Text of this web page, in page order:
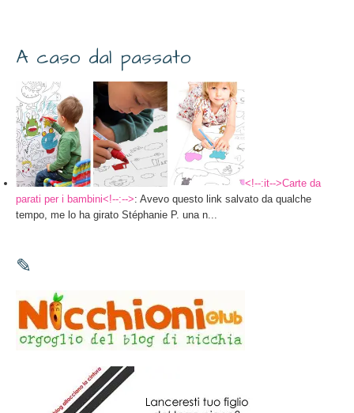
A caso dal passato
<!--:it-->Carte da
parati per i bambini<!--:-->: Avevo questo link salvato da qualche
tempo, me lo ha girato Stéphanie P. una n...
✎